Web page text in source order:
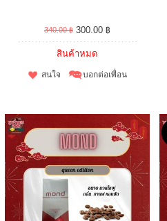
340.00 ฿ 300.00 ฿
สินค้าหมด
สนใจ บอกต่อเพื่อน